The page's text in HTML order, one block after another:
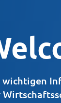
wichtigen